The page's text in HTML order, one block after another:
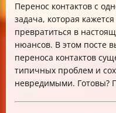
Перенос через
осторожно с рисками
Приложения My
функциональность
Как выбрать лучший
Проверка
дубликатов
Особенности
Перенос контактов с
задача, которая
превратиться в
нюансов. В этом посте
переноса контактов
типичных проблем и
невредимыми. Готовы?